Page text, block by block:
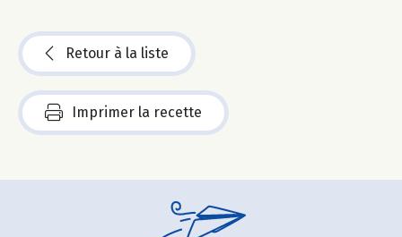
Retour à la liste
Imprimer la recette